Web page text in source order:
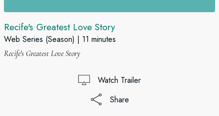
Recife's Greatest Love Story
Web Series (Season) 11 minutes
Recife's Greatest Love Story
Watch Trailer
Share